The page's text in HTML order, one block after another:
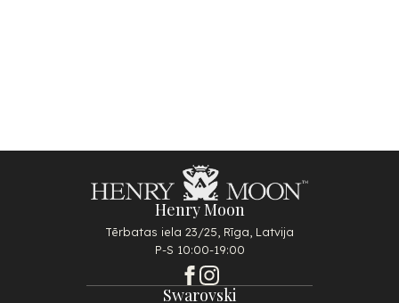
Henry Moon
Tērbatas iela 23/25, Rīga, Latvija
P-S 10:00-19:00
Swarovski